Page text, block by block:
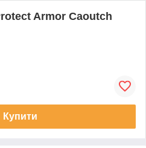
Armor Caoutch
Купити